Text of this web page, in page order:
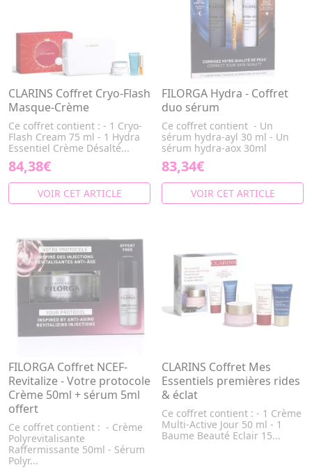
CLARINS Coffret Cryo-Flash
Masque-Crème
Ce coffret contient : - 1 Cryo-
Flash Cream 75 ml - 1 Hydra
Essentiel Crème Désalté...
84,38€
VOIR CET ARTICLE
FILORGA Hydra - Coffret
duo sérum
Ce coffret contient - Un
sérum hydra-ayl 30 ml - Un
sérum hydra-aox 30ml
83,34€
VOIR CET ARTICLE
FILORGA Coffret NCEF-
Revitalize - Votre protocole
Crème 50ml + sérum 5ml
offert
Ce coffret contient : - Crème
Polyrevitalisante
Raffermissante 50ml - Sérum
Polyr...
CLARINS Coffret Mes
Essentiels premières rides
& éclat
Ce coffret contient : - 1 Crème
Multi-Active Jour 50 ml - 1
Baume Beauté Eclair 15...